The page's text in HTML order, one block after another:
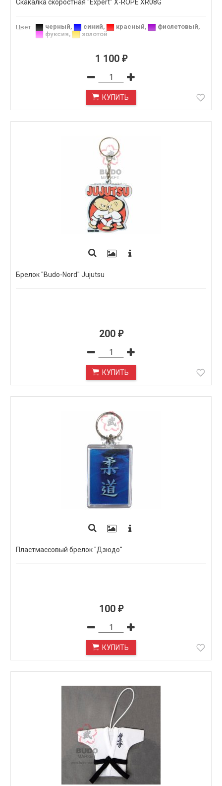
Скакалка скоростная "Expert" X-ROPE XR08G
Цвет: черный, синий, красный, фиолетовый,
фуксия, золотой
1 100 ₽
КУПИТЬ
Брелок "Budo-Nord" Jujutsu
200 ₽
КУПИТЬ
Пластмассовый брелок "Дзюдо"
100 ₽
КУПИТЬ